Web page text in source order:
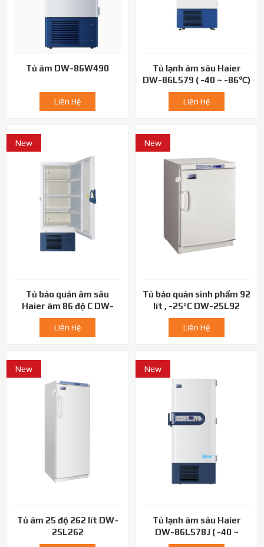
Tủ âm DW-86W490
Liên Hệ
Tủ lạnh âm sâu Haier
DW-86L579 ( -40 ~ -86℃)
Liên Hệ
New
Tủ bảo quản âm sâu
Haier âm 86 độ C DW-
86L728J
Liên Hệ
New
Tủ bảo quản sinh phẩm 92
lít , -25ºC DW-25L92
Liên Hệ
New
Tủ âm 25 độ 262 lít DW-
25L262
New
Tủ lạnh âm sâu Haier
DW-86L578J ( -40 ~
-86℃)